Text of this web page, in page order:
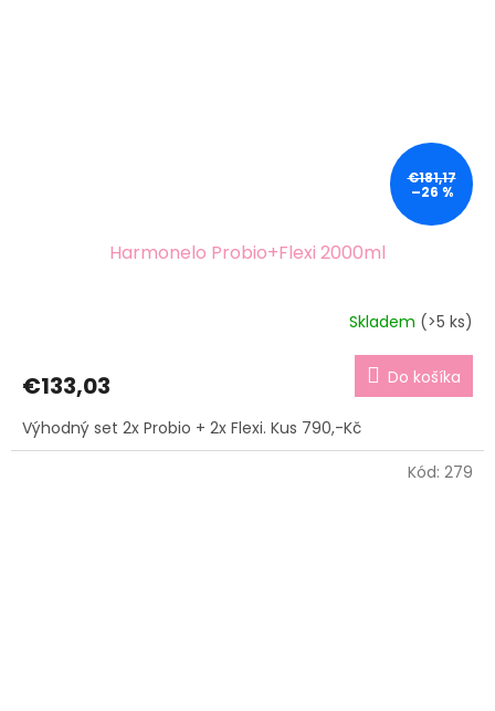
€181,17
–26 %
Harmonelo Probio+Flexi 2000ml
Skladem (>5 ks)
€133,03 Do košíka
Výhodný set 2x Probio + 2x Flexi. Kus 790,-Kč
Kód: 279